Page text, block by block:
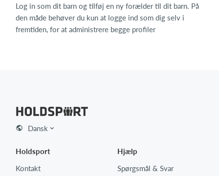
Log in som dit barn og tilføj en ny forælder til dit barn. På
den måde behøver du kun at logge ind som dig selv i
fremtiden, for at administrere begge profiler
Dansk
Holdsport
Kontakt
Hjælp
Spørgsmål & Svar